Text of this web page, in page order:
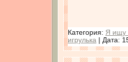
Категория: Я ищу
игрулька | Дата: